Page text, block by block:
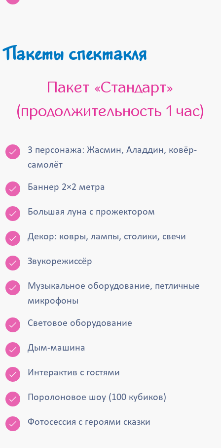
Пакеты спектакля
Пакет «Стандарт»
(продолжительность 1 час)
3 персонажа: Жасмин, Аладдин, ковёр-
самолёт
Баннер 2×2 метра
Большая луна с прожектором
Декор: ковры, лампы, столики, свечи
Звукорежиссёр
Музыкальное оборудование, петличные
микрофоны
Световое оборудование
Дым-машина
Интерактив с гостями
Поролоновое шоу (100 кубиков)
Фотосессия с героями сказки